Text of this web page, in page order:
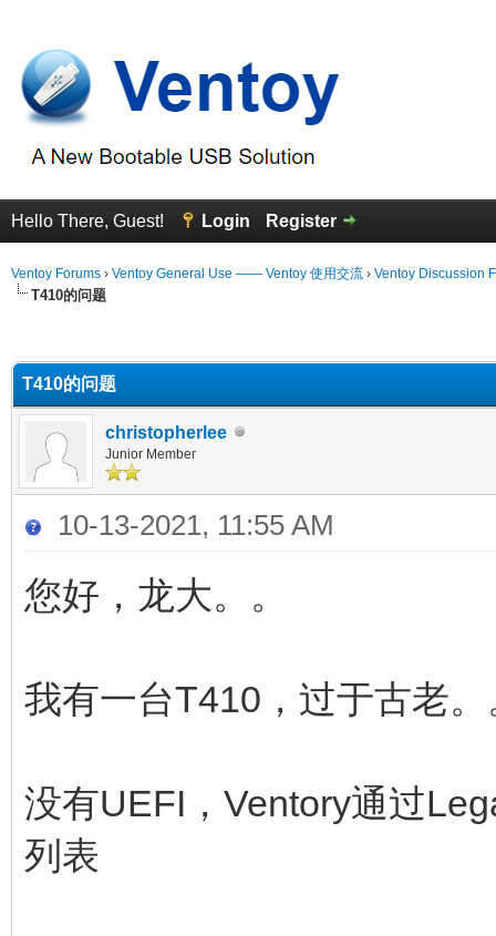
Hello There, Guest! Login Register
Ventoy Forums › Ventoy General Use —— Ventoy 使用交流 › Ventoy Discussion
T410的问题
T410的问题
christopherlee
Junior Member
10-13-2021, 11:55 AM
您好，龙大。。
我有一台T410，过于古老
没有UEFI，Ventory通过
列表